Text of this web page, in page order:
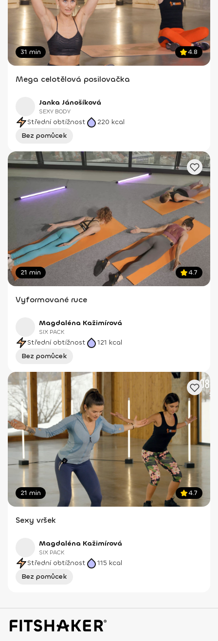
31 min 4.8
Mega celotělová posilovačka
Janka Jánošíková
SEXY BODY
Střední obtížnost 220 kcal
Bez pomůcek
21 min 4.7
Vyformované ruce
Magdaléna Kažimírová
SIX PACK
Střední obtížnost 121 kcal
Bez pomůcek
21 min 4.7
Sexy vršek
Magdaléna Kažimírová
SIX PACK
Střední obtížnost 115 kcal
Bez pomůcek